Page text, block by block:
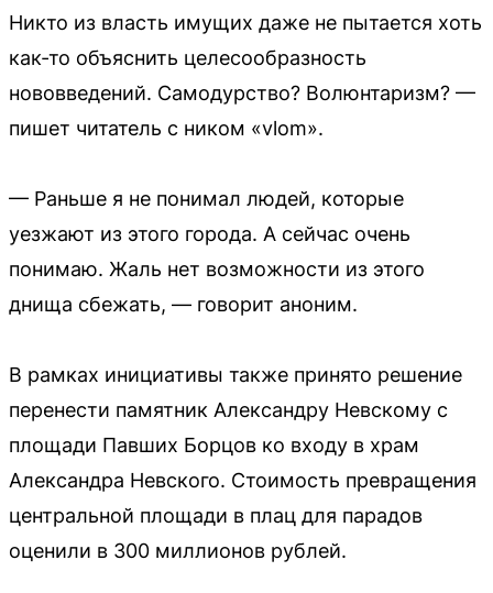
Никто из власть имущих даже не пытается хоть
как-то объяснить целесообразность
нововведений. Самодурство? Волюнтаризм? —
пишет читатель с ником «vlom».
— Раньше я не понимал людей, которые
уезжают из этого города. А сейчас очень
понимаю. Жаль нет возможности из этого
днища сбежать, — говорит аноним.
В рамках инициативы также принято решение
перенести памятник Александру Невскому с
площади Павших Борцов ко входу в храм
Александра Невского. Стоимость превращения
центральной площади в плац для парадов
оценили в 300 миллионов рублей.